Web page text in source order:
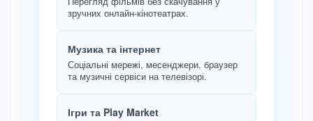
зручних онлайн-кінотеатрах.
Музика та інтернет
Соціальні мережі, месенджери, браузер
та музичні сервіси на телевізорі.
Ігри та Play Market